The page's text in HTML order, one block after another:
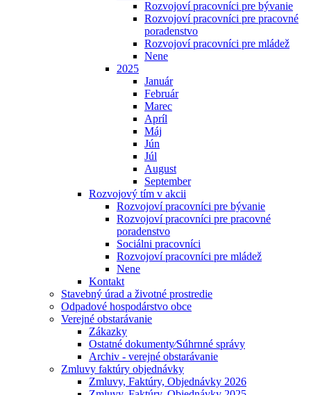
Rozvojoví pracovníci pre bývanie
Rozvojoví pracovníci pre pracovné
poradenstvo
Rozvojoví pracovníci pre mládež
Nene
2025
Január
Február
Marec
Apríl
Máj
Jún
Júl
August
September
Rozvojový tím v akcii
Rozvojoví pracovníci pre bývanie
Rozvojoví pracovníci pre pracovné
poradenstvo
Sociálni pracovníci
Rozvojoví pracovníci pre mládež
Nene
Kontakt
Stavebný úrad a životné prostredie
Odpadové hospodárstvo obce
Verejné obstarávanie
Zákazky
Ostatné dokumenty⁄Súhrnné správy
Archiv - verejné obstarávanie
Zmluvy faktúry objednávky
Zmluvy, Faktúry, Objednávky 2026